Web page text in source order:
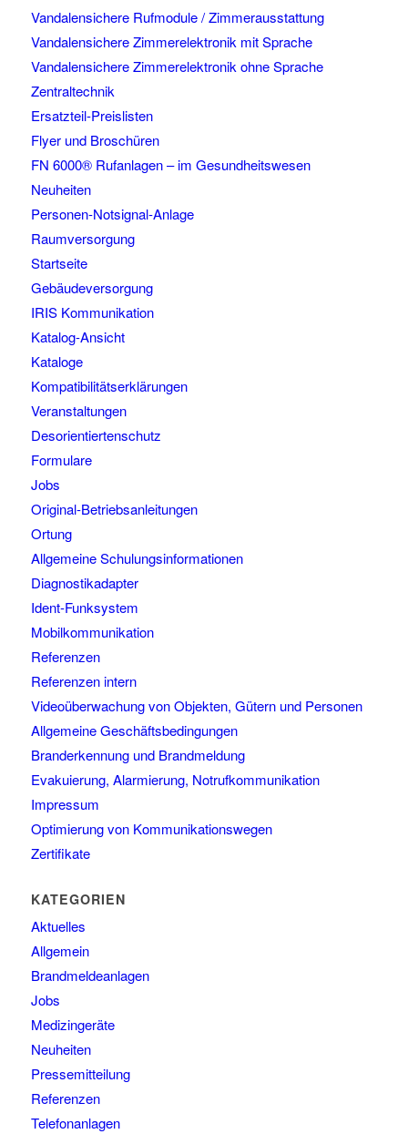
Vandalensichere Rufmodule / Zimmerausstattung
Vandalensichere Zimmerelektronik mit Sprache
Vandalensichere Zimmerelektronik ohne Sprache
Zentraltechnik
Ersatzteil-Preislisten
Flyer und Broschüren
FN 6000® Rufanlagen – im Gesundheitswesen
Neuheiten
Personen-Notsignal-Anlage
Raumversorgung
Startseite
Gebäudeversorgung
IRIS Kommunikation
Katalog-Ansicht
Kataloge
Kompatibilitätserklärungen
Veranstaltungen
Desorientiertenschutz
Formulare
Jobs
Original-Betriebsanleitungen
Ortung
Allgemeine Schulungsinformationen
Diagnostikadapter
Ident-Funksystem
Mobilkommunikation
Referenzen
Referenzen intern
Videoüberwachung von Objekten, Gütern und Personen
Allgemeine Geschäftsbedingungen
Branderkennung und Brandmeldung
Evakuierung, Alarmierung, Notrufkommunikation
Impressum
Optimierung von Kommunikationswegen
Zertifikate
KATEGORIEN
Aktuelles
Allgemein
Brandmeldeanlagen
Jobs
Medizingeräte
Neuheiten
Pressemitteilung
Referenzen
Telefonanlagen